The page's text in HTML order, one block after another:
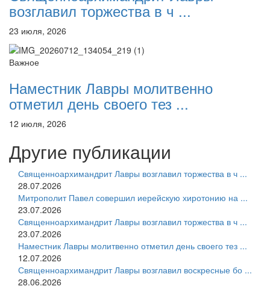
возглавил торжества в ч ...
23 июля, 2026
Важное
Наместник Лавры молитвенно
отметил день своего тез ...
12 июля, 2026
Другие публикации
Священноархимандрит Лавры возглавил торжества в ч ...
28.07.2026
Митрополит Павел совершил иерейскую хиротонию на ...
23.07.2026
Священноархимандрит Лавры возглавил торжества в ч ...
23.07.2026
Наместник Лавры молитвенно отметил день своего тез ...
12.07.2026
Священноархимандрит Лавры возглавил воскресные бо ...
28.06.2026